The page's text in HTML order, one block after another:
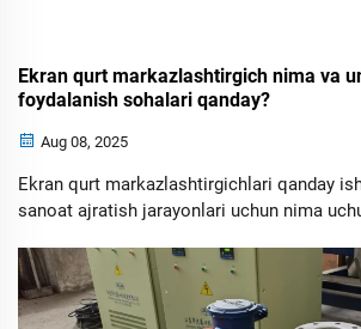
Ekran qurt markazlashtirgich nima va
foydalanish sohalari qanday?
Aug 08, 2025
Ekran qurt markazlashtirgichlari qanday
sanoat ajratish jarayonlari uchun nima
afzalliklari va qattiq-suyuqlik ajratishni
to'g'risida ma'lumot oling. Bugun